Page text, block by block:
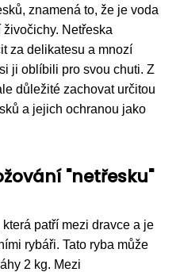
znamená to, že je voda
Netřeska
za delikatesu a mnozí
ji oblíbili pro svou chuti. Z
důležité zachovat určitou
a jejich ochranou jako
"netřesku"
patří mezi dravce a je
rybáři. Tato ryba může
2 kg. Mezi